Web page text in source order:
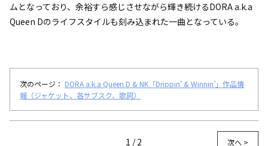
ムとなっており、余裕すら感じさせながら輝き続けるDORA a.k.a
Queen Dのライフスタイルも刻み込まれた一曲となっている。
次のページ： DORA a.k.a Queen D & NK「Drippin’ & Winnin’」作品情
報（ジャケット、各サブスク、歌詞）
1 / 2 次へ >